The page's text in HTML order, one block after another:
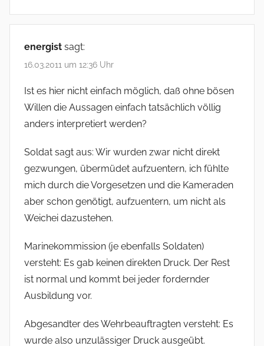
energist sagt:
16.03.2011 um 12:36 Uhr
Ist es hier nicht einfach möglich, daß ohne bösen
Willen die Aussagen einfach tatsächlich völlig
anders interpretiert werden?
Soldat sagt aus: Wir wurden zwar nicht direkt
gezwungen, übermüdet aufzuentern, ich fühlte
mich durch die Vorgesetzen und die Kameraden
aber schon genötigt, aufzuentern, um nicht als
Weichei dazustehen.
Marinekommission (je ebenfalls Soldaten)
versteht: Es gab keinen direkten Druck. Der Rest
ist normal und kommt bei jeder fordernder
Ausbildung vor.
Abgesandter des Wehrbeauftragten versteht: Es
wurde also unzulässiger Druck ausgeübt.